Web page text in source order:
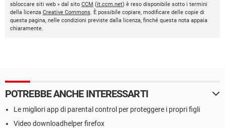
sbloccare siti web » dal sito CCM (it.ccm.net) è reso disponibile sotto i termini
della licenza Creative Commons. È possibile copiare, modificare delle copie di
questa pagina, nelle condizioni previste dalla licenza, finché questa nota appaia
chiaramente.
POTREBBE ANCHE INTERESSARTI
Le migliori app di parental control per proteggere i propri figli
Video downloadhelper firefox